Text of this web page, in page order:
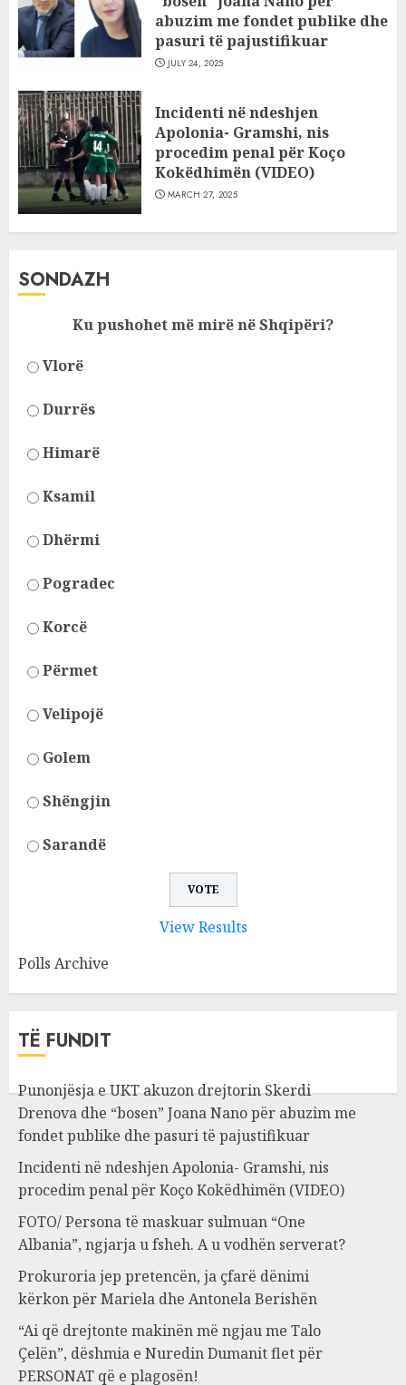
abuzim me fondet publike dhe
pasuri të pajustifikuar
JULY 24, 2025
Incidenti në ndeshjen
Apolonia- Gramshi, nis
procedim penal për Koço
Kokëdhimën (VIDEO)
MARCH 27, 2025
SONDAZH
Ku pushohet më mirë në Shqipëri?
Vlorë
Durrës
Himarë
Ksamil
Dhërmi
Pogradec
Korcë
Përmet
Velipojë
Golem
Shëngjin
Sarandë
View Results
Polls Archive
TË FUNDIT
Punonjësja e UKT akuzon drejtorin Skerdi
Drenova dhe “bosen” Joana Nano për abuzim me
fondet publike dhe pasuri të pajustifikuar
Incidenti në ndeshjen Apolonia- Gramshi, nis
procedim penal për Koço Kokëdhimën (VIDEO)
FOTO/ Persona të maskuar sulmuan “One
Albania”, ngjarja u fsheh. A u vodhën serverat?
Prokuroria jep pretencën, ja çfarë dënimi
kërkon për Mariela dhe Antonela Berishën
“Ai që drejtonte makinën më ngjau me Talo
Çelën”, dëshmia e Nuredin Dumanit flet për
PERSONAT që e plagosën!